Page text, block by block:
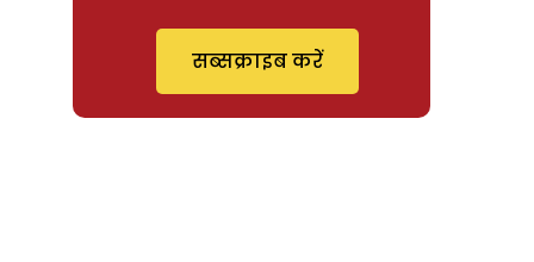
सब्सक्राइब करें